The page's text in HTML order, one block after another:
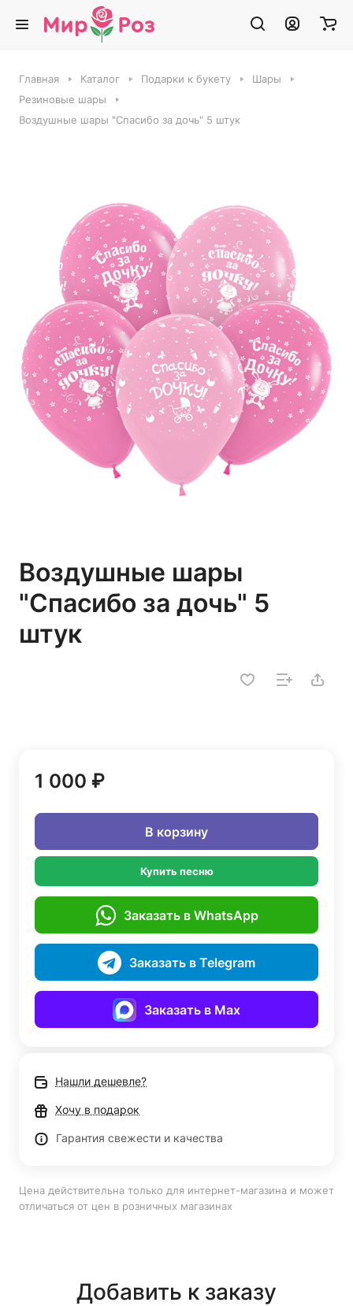
Главная Каталог Подарки к букету
Шары
Резиновые шары
Воздушные шары "Спасибо за дочь" 5 штук
Воздушные шары
"Спасибо за дочь" 5
штук
1 000 ₽
В корзину
Купить песню
Заказать в WhatsApp
Заказать в Telegram
Заказать в Max
Нашли дешевле?
Хочу в подарок
Гарантия свежести и качества
Цена действительна только для интернет-магазина и может
отличаться от цен в розничных магазинах
Добавить к заказу